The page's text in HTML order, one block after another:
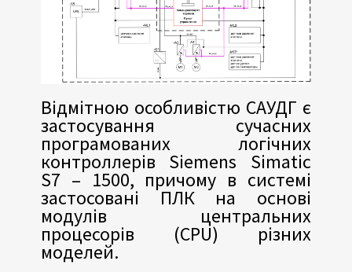
Відмітною особливістю САУДГ є
застосування сучасних
програмованих логічних
контроллерів Siemens Simatic
S7 – 1500, причому в системі
застосовані ПЛК на основі
модулів центральних
процесорів (CPU) різних
моделей.